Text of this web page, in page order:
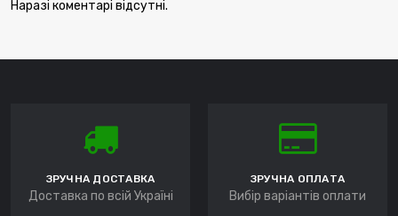
Наразі коментарі відсутні.
ЗРУЧНА ДОСТАВКА
Доставка по всій Україні
ЗРУЧНА ОПЛАТА
Вибір варіантів оплати